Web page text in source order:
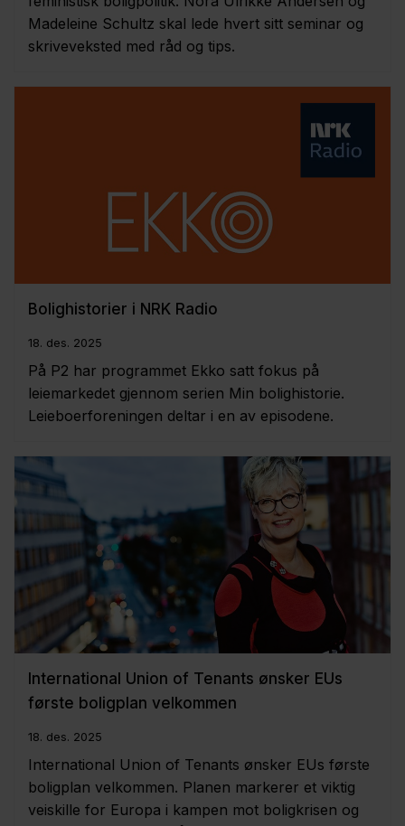
Madeleine Schultz skal lede hvert sitt seminar og
skriveveksted med råd og tips.
Bolighistorier i NRK Radio
18. des. 2025
På P2 har programmet Ekko satt fokus på
leiemarkedet gjennom serien Min bolighistorie.
Leieboerforeningen deltar i en av episodene.
International Union of Tenants ønsker EUs
første boligplan velkommen
18. des. 2025
International Union of Tenants ønsker EUs første
boligplan velkommen. Planen markerer et viktig
veiskille for Europa i kampen mot boligkrisen og